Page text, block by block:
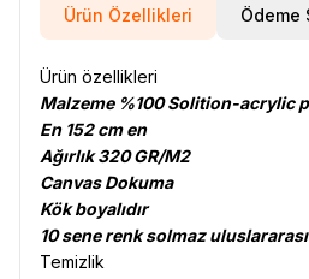
Ürün Özellikleri Ödeme
Ürün özellikleri
Malzeme %100 Solition-acrylic
En 152 cm en
Ağırlık 320 GR/M2
Canvas Dokuma
Kök boyalıdır
10 sene renk solmaz
Temizlik